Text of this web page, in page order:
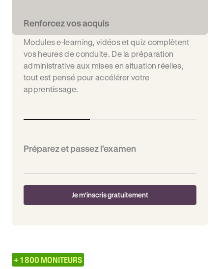
Renforcez vos acquis
Modules e-learning, vidéos et quiz complètent
vos heures de conduite. De la préparation
administrative aux mises en situation réelles,
tout est pensé pour accélérer votre
apprentissage.
Préparez et passez l’examen
Je m'inscris gratuitement
+ 1 800 MONITEURS